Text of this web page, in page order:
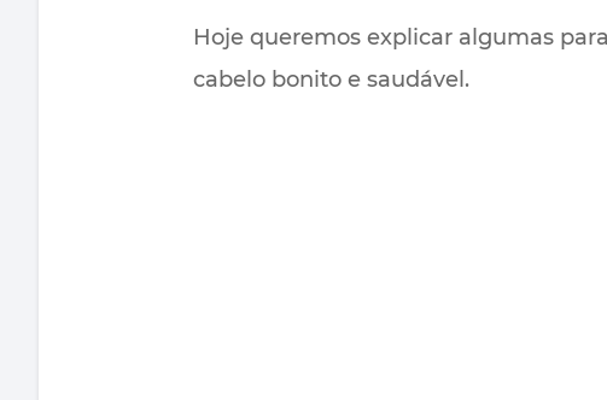
Hoje queremos explicar algumas
cabelo bonito e saudável.